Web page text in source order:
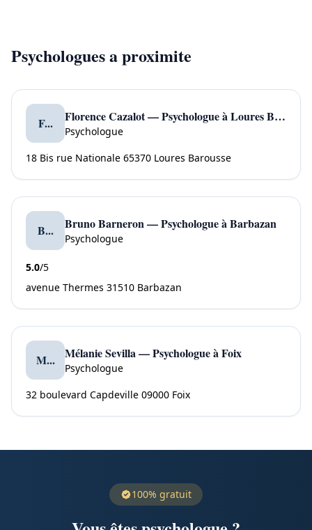
Psychologues a proximite
F... Florence Cazalot — Psychologue à Loures Barousse
Psychologue
18 Bis rue Nationale 65370 Loures Barousse
B... Bruno Barneron — Psychologue à Barbazan
Psychologue
5.0/5
avenue Thermes 31510 Barbazan
M... Mélanie Sevilla — Psychologue à Foix
Psychologue
32 boulevard Capdeville 09000 Foix
100% gratuit